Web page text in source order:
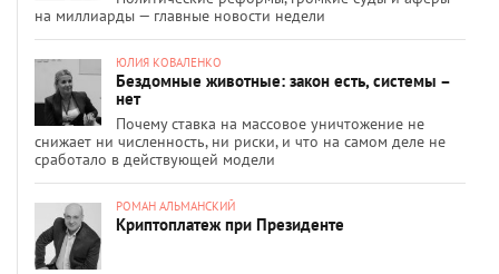
на миллиарды — главные новости недели
ЮЛИЯ КОВАЛЕНКО
Бездомные животные: закон есть, системы –
нет
Почему ставка на массовое уничтожение не
снижает ни численность, ни риски, и что на самом деле не
сработало в действующей модели
РОМАН АЛЬМАНСКИЙ
Криптоплатеж при Президенте